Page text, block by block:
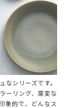
シリーズです。
ーリング、窯変な
象的で、どんなス